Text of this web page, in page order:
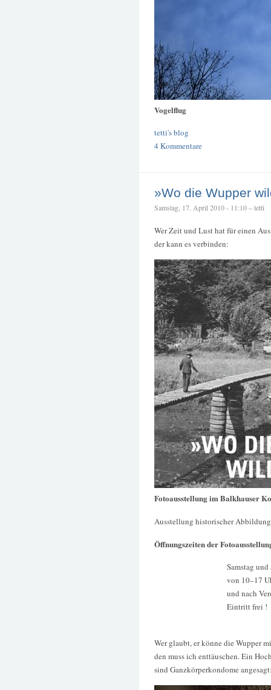
Vogelflug
tetti's blog
4 Kommentare
»Wo die Wupper
Samstag, 17. April 2010 - 11:10 – tetti
Wer Zeit und Lust hat für einen
der kann es verbinden:
Fotoausstellung im Balkhauser
Ausstellung historischer
Öffnungszeiten der
Samstag
von 10–17
und nach
Eintritt frei !
Wer glaubt, er könne die Wupper
den muss ich enttäuschen. Ein
sind Ganzkörperkondome